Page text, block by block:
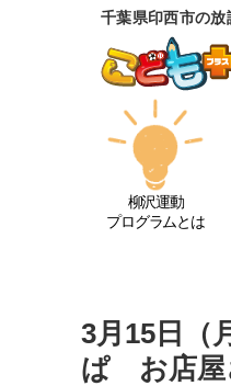
千葉県印西市の
柳沢運動
プログラムとは
3月15日
ぱ お店